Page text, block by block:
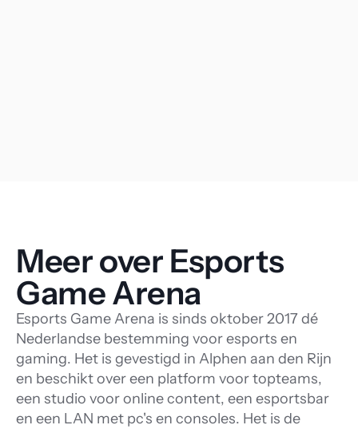
Meer over Esports
Game Arena
Esports Game Arena is sinds oktober 2017 dé
Nederlandse bestemming voor esports en
gaming. Het is gevestigd in Alphen aan den Rijn
en beschikt over een platform voor topteams,
een studio voor online content, een esportsbar
en een LAN met pc's en consoles. Het is de